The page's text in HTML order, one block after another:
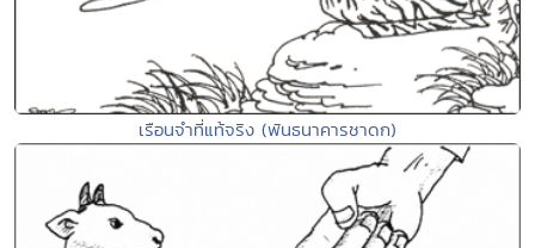
เรือนจำที่แท้จริง (พันธนาคารชาดก)